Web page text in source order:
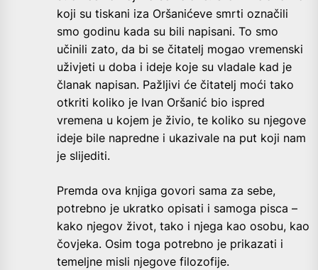
koji su tiskani iza Oršanićeve smrti označili
smo godinu kada su bili napisani. To smo
učinili zato, da bi se čitatelj mogao vremenski
uživjeti u doba i ideje koje su vladale kad je
članak napisan. Pažljivi će čitatelj moći tako
otkriti koliko je Ivan Oršanić bio ispred
vremena u kojem je živio, te koliko su njegove
ideje bile napredne i ukazivale na put koji nam
je slijediti.
Premda ova knjiga govori sama za sebe,
potrebno je ukratko opisati i samoga pisca –
kako njegov život, tako i njega kao osobu, kao
čovjeka. Osim toga potrebno je prikazati i
temeljne misli njegove filozofije.